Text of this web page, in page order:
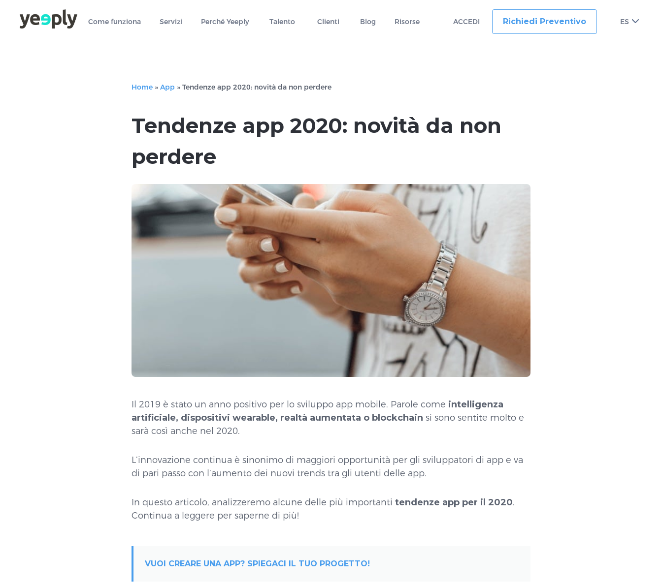
Come funziona Servizi Perché Yeeply Talento Clienti Blog Risorse ACCEDI Richiedi Preventivo ES
Home » App » Tendenze app 2020: novità da non perdere
Tendenze app 2020: novità da non
perdere
Il 2019 è stato un anno positivo per lo sviluppo app mobile. Parole come intelligenza
artificiale, dispositivi wearable, realtà aumentata o blockchain si sono sentite molto e
sarà così anche nel 2020.
L’innovazione continua è sinonimo di maggiori opportunità per gli sviluppatori di app e va
di pari passo con l’aumento dei nuovi trends tra gli utenti delle app.
In questo articolo, analizzeremo alcune delle più importanti tendenze app per il 2020.
Continua a leggere per saperne di più!
VUOI CREARE UNA APP? SPIEGACI IL TUO PROGETTO!